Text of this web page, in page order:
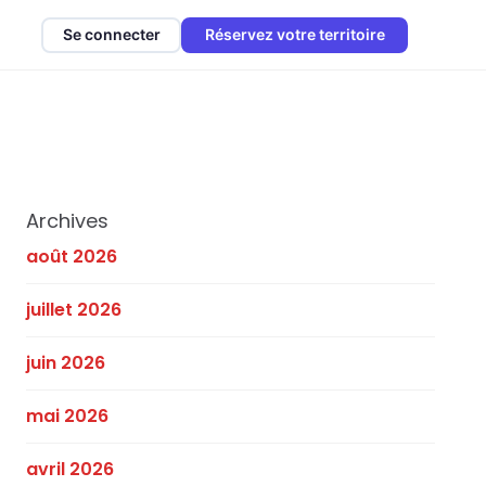
Se connecter Réservez votre territoire
Archives
août 2026
juillet 2026
juin 2026
mai 2026
avril 2026